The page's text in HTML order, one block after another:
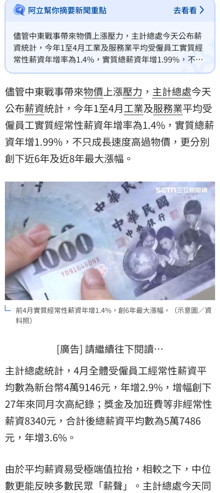
阿立幫你摘要新聞重點 去看看
儘管中東戰事帶來物價上漲壓力，主計總處今天公布薪
資統計，今年1至4月工業及服務業平均受僱員工實質經
常性薪資年增率為1.4%，實質總薪資年增1.99%，不只
成長速度高過物價，更分別創下近6年及近8年最大漲
儘管中東戰事帶來物價上漲壓力 ， 主計總處今天
公布薪資統計，今年1至4月工業及服務業平均受
僱員工實質經常性薪資年增率為1.4%，實質總薪
資年增1.99%，不只成長速度高過物價，更分別
創下近6年及近8年最大漲幅。
前4月實質經常性薪資年增1.4%，創6年最大漲幅。（示意圖／資
料照）
[廣告] 請繼續往下閱讀…
主計總處統計，4月全體受僱員工經常性薪資平
均數為新台幣4萬9146元，年增2.9%，增幅創下
27年來同月次高紀錄；獎金及加班費等非經常性
薪資8340元，合計後總薪資平均數為5萬7486
元，年增3.6%。
由於平均薪資易受極端值拉抬，相較之下，中位
數更能反映多數民眾「薪聲」。主計總處今天同